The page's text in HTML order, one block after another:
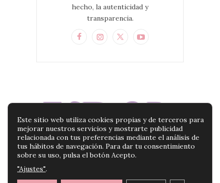
hecho, la autenticidad y
transparencia.
BLOG ESDOR | TU BLOG DE PRODUCTOS DE
BELLEZA |POLÍTICA DE PRIVACIDAD|AVISO
Este sitio web utiliza cookies propias y de terceros para
mejorar nuestros servicios y mostrarte publicidad
relacionada con tus preferencias mediante el análisis de
tus hábitos de navegación. Para dar tu consentimiento
sobre su uso, pulsa el botón Acepto.
"Ajustes".